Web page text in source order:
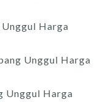
Harga
Unggul Harga
Unggul Harga